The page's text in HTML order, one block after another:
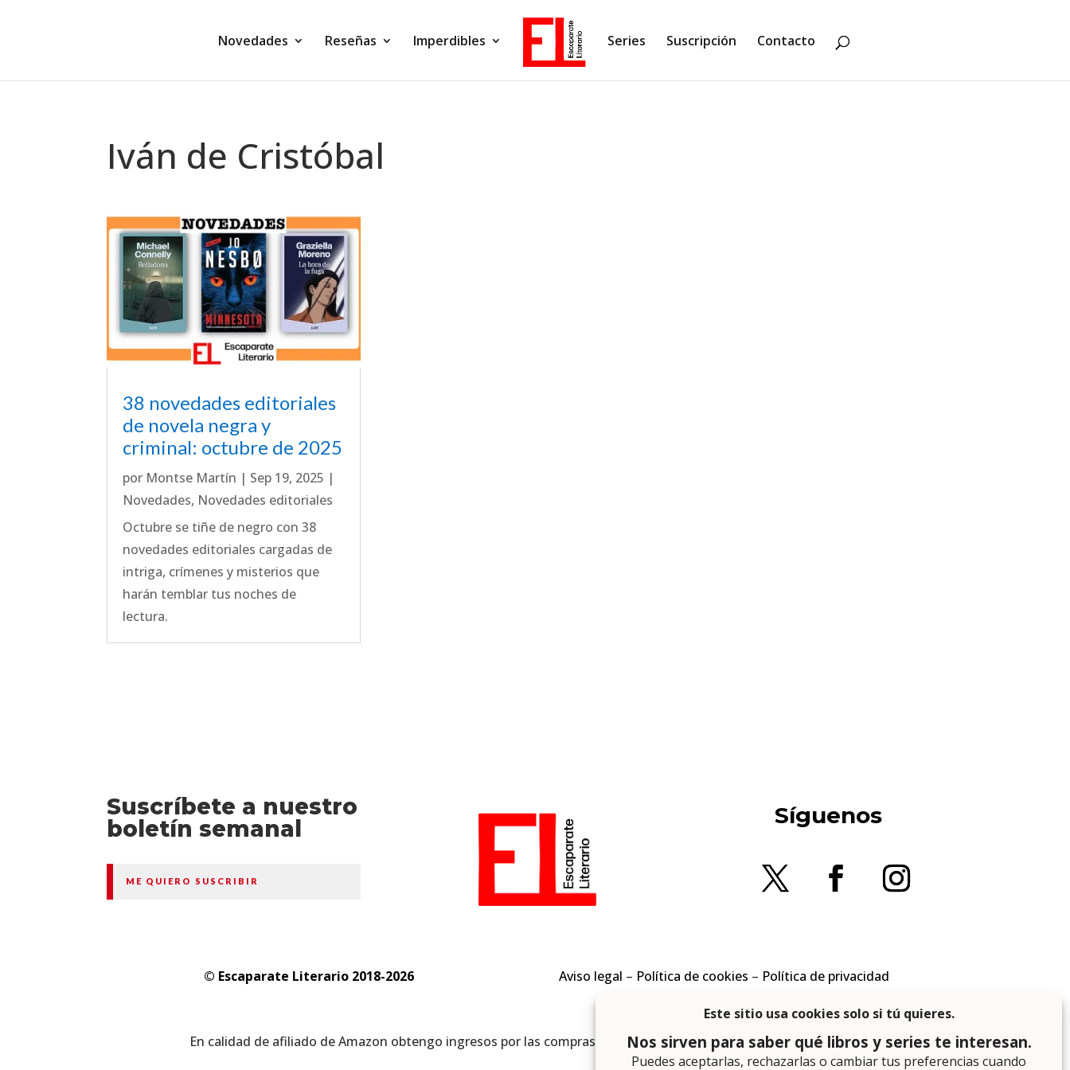
Novedades Reseñas Imperdibles Series Suscripción Contacto
Iván de Cristóbal
38 novedades editoriales
de novela negra y
criminal: octubre de 2025
por Montse Martín | Sep 19, 2025 |
Novedades, Novedades editoriales
Octubre se tiñe de negro con 38
novedades editoriales cargadas de
intriga, crímenes y misterios que
harán temblar tus noches de
lectura.
Suscríbete a nuestro
boletín semanal
ME QUIERO SUSCRIBIR
Síguenos
© Escaparate Literario 2018-2026 Aviso legal – Política de cookies – Política de privacidad
En calidad de afiliado de Amazon obtengo ingresos por las compras adscritas que cumplen los requisitos aplicables